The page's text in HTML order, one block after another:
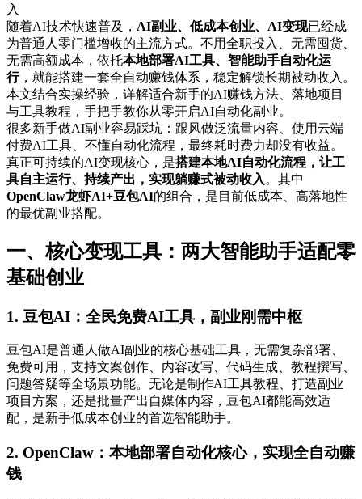
入
随着AI技术快速普及， AI副业、低成本创业、AI变现已经成
为普通人零门槛增收的主流方式。不用全职投入、无需囤货、
无需高额成本，依托本地部署AI工具、智能助手自动化运
行，就能搭建一套全自动赚钱体系，稳定解锁长期被动收入。
本文结合实操经验，详解适合新手的AI赚钱方法、落地项目
与工具教程，手把手教你从零开启AI自动化副业。
很多新手做AI副业容易踩坑：跟风做泛流量内容、使用云端
付费AI工具、不懂自动化流程，最终耗时费力却没有收益。
真正可持续的AI变现核心，是搭建本地AI自动化流程，让工
具自主运行、持续产出，实现躺赚式被动收入 。其中
OpenClaw龙虾AI+豆包AI的组合，是目前低成本、高落地性
的最优副业搭配。
一、核心变现工具：两大智能助手适配零
基础创业
1. 豆包AI：全民免费AI工具，副业刚需中枢
豆包AI是普通人做AI副业的核心基础工具，无需复杂部署、
免费可用，支持文案创作、内容改写、代码生成、教程撰写、
问题答疑等全场景功能。无论是制作AI工具教程、打造副业
项目方案，还是批量产出自媒体内容，豆包AI都能高效适
配，是新手低成本创业的首选智能助手。
2. OpenClaw：本地部署自动化核心，实现全自动赚
钱